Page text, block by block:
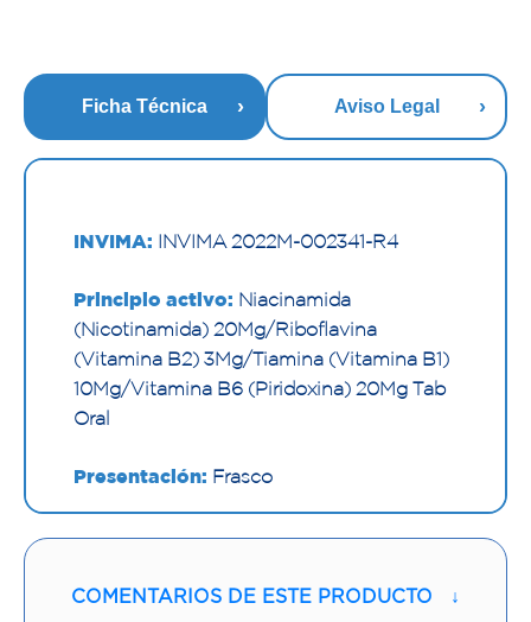
Ficha Técnica Aviso Legal
INVIMA: INVIMA 2022M-002341-R4
Principio activo: Niacinamida
(Nicotinamida) 20Mg/Riboflavina
(Vitamina B2) 3Mg/Tiamina (Vitamina B1)
10Mg/Vitamina B6 (Piridoxina) 20Mg Tab
Oral
Presentación: Frasco
Nombre y/o Marca:Ecar
Proveedor:LABORATORIOS ECAR S.A
COMENTARIOS DE ESTE PRODUCTO ↓